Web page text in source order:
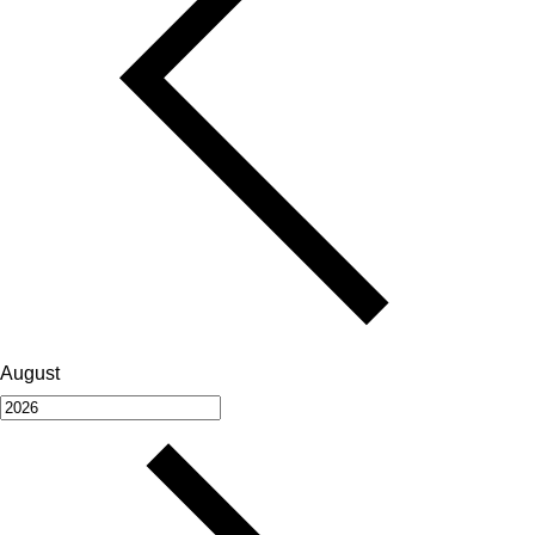
August